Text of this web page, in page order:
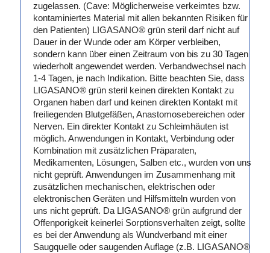
zugelassen. (Cave: Möglicherweise verkeimtes bzw.
kontaminiertes Material mit allen bekannten Risiken für
den Patienten) LIGASANO® grün steril darf nicht auf
Dauer in der Wunde oder am Körper verbleiben,
sondern kann über einen Zeitraum von bis zu 30 Tagen
wiederholt angewendet werden. Verbandwechsel nach
1-4 Tagen, je nach Indikation. Bitte beachten Sie, dass
LIGASANO® grün steril keinen direkten Kontakt zu
Organen haben darf und keinen direkten Kontakt mit
freiliegenden Blutgefäßen, Anastomosebereichen oder
Nerven. Ein direkter Kontakt zu Schleimhäuten ist
möglich. Anwendungen in Kontakt, Verbindung oder
Kombination mit zusätzlichen Präparaten,
Medikamenten, Lösungen, Salben etc., wurden von uns
nicht geprüft. Anwendungen im Zusammenhang mit
zusätzlichen mechanischen, elektrischen oder
elektronischen Geräten und Hilfsmitteln wurden von
uns nicht geprüft. Da LIGASANO® grün aufgrund der
Offenporigkeit keinerlei Sorptionsverhalten zeigt, sollte
es bei der Anwendung als Wundverband mit einer
Saugquelle oder saugenden Auflage (z.B. LIGASANO®